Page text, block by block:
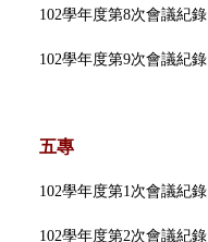
102學年度第8次會議紀錄
102學年度第9次會議紀錄
五專
102學年度第1次會議紀錄
102學年度第2次會議紀錄